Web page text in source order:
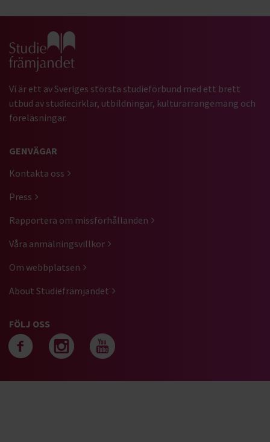
Gå till studiefrämjandets startsida
Vi är ett av Sveriges största studieförbund med ett brett
utbud av studiecirklar, utbildningar, kulturarrangemang och
föreläsningar.
GENVÄGAR
Kontakta oss
Press
Rapportera om missförhållanden
Våra anmälningsvillkor
Om webbplatsen
About Studiefrämjandet
FÖLJ OSS
Följ oss på facebook
Följ oss på
Följ oss på